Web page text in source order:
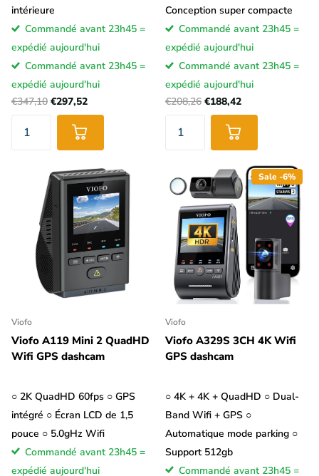
intérieure
Commandé avant 23h45 =
expédié aujourd'hui
Commandé avant 23h45 =
expédié aujourd'hui
€347,10 €297,52
Conception super compacte
Commandé avant 23h45 =
expédié aujourd'hui
Commandé avant 23h45 =
expédié aujourd'hui
€208,26 €188,42
Viofo
Viofo A119 Mini 2 QuadHD
Wifi GPS dashcam
○ 2K QuadHD 60fps ○ GPS
intégré ○ Écran LCD de 1,5
pouce ○ 5.0gHz Wifi
Commandé avant 23h45 =
expédié aujourd'hui
Sale -6%
Viofo
Viofo A329S 3CH 4K Wifi
GPS dashcam
○ 4K + 4K + QuadHD ○ Dual-
Band Wifi + GPS ○
Automatique mode parking ○
Support 512gb
Commandé avant 23h45 =